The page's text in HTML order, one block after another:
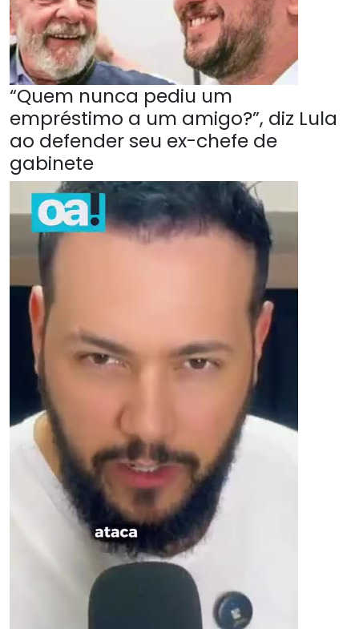
“Quem nunca pediu um
empréstimo a um amigo?”, diz Lula
ao defender seu ex-chefe de
gabinete